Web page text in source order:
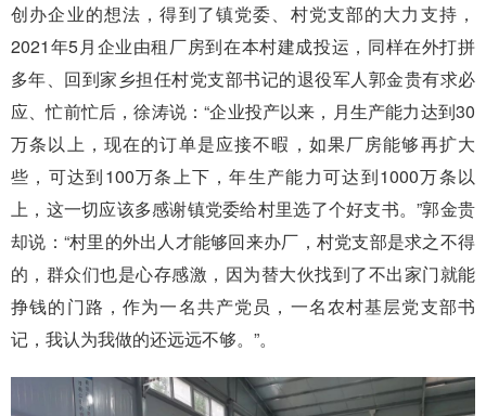
创办企业的想法，得到了镇党委、村党支部的大力支持，
2021年5月企业由租厂房到在本村建成投运，同样在外打拼
多年、回到家乡担任村党支部书记的退役军人郭金贵有求必
应、忙前忙后，徐涛说：“企业投产以来，月生产能力达到30
万条以上，现在的订单是应接不暇，如果厂房能够再扩大
些，可达到100万条上下，年生产能力可达到1000万条以
上，这一切应该多感谢镇党委给村里选了个好支书。”郭金贵
却说：“村里的外出人才能够回来办厂，村党支部是求之不得
的，群众们也是心存感激，因为替大伙找到了不出家门就能
挣钱的门路，作为一名共产党员，一名农村基层党支部书
记，我认为我做的还远远不够。”。